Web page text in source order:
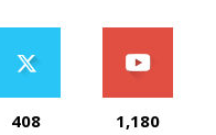
408 1,180